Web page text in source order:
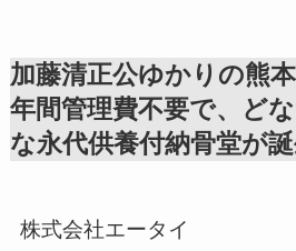
加藤清正公ゆかりの熊本
年間管理費不要で、ど
な永代供養付納骨堂が誕
株式会社エータイ